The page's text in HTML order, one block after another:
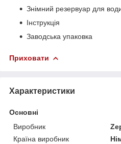
Знімний резервуар для
Інструкція
Заводська упаковка
Приховати
Характеристики
Основні
Виробник
Країна виробник